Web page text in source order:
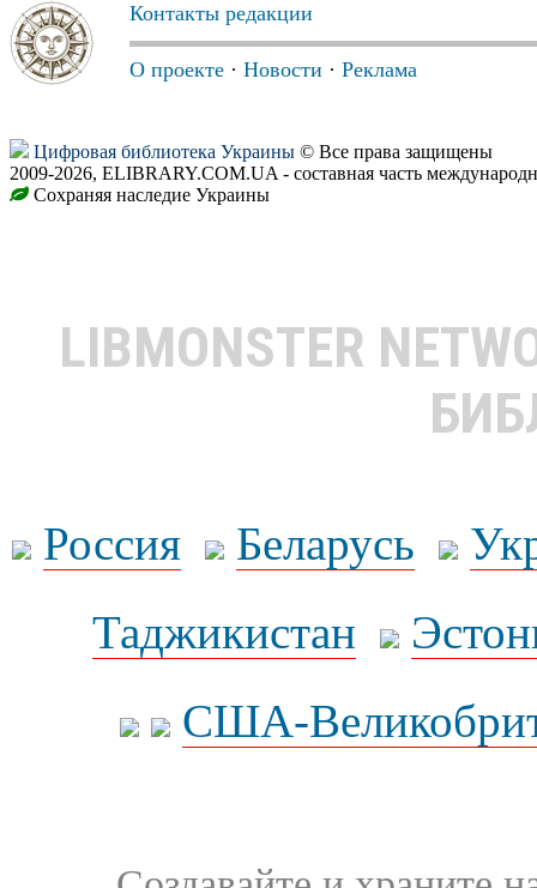
Контакты редакции
О проекте · Новости · Реклама
Цифровая библиотека Украины © Все права защищены
2009-2026, ELIBRARY.COM.UA - составная часть
Сохраняя наследие Украины
LIBMONSTER
Россия Беларусь
Таджикистан
США-